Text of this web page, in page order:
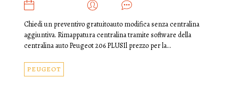
Chiedi un preventivo gratuitoauto modifica senza centralina
aggiuntiva. Rimappatura centralina tramite software della
centralina auto Peugeot 206 PLUSIl prezzo per la…
PEUGEOT